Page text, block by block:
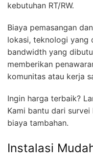
kebutuhan RT/RW.
Biaya pemasangan
lokasi, teknologi yang
bandwidth yang
memberikan
komunitas atau kerja
Ingin harga terbaik?
Kami bantu dari
biaya tambahan.
Instalasi